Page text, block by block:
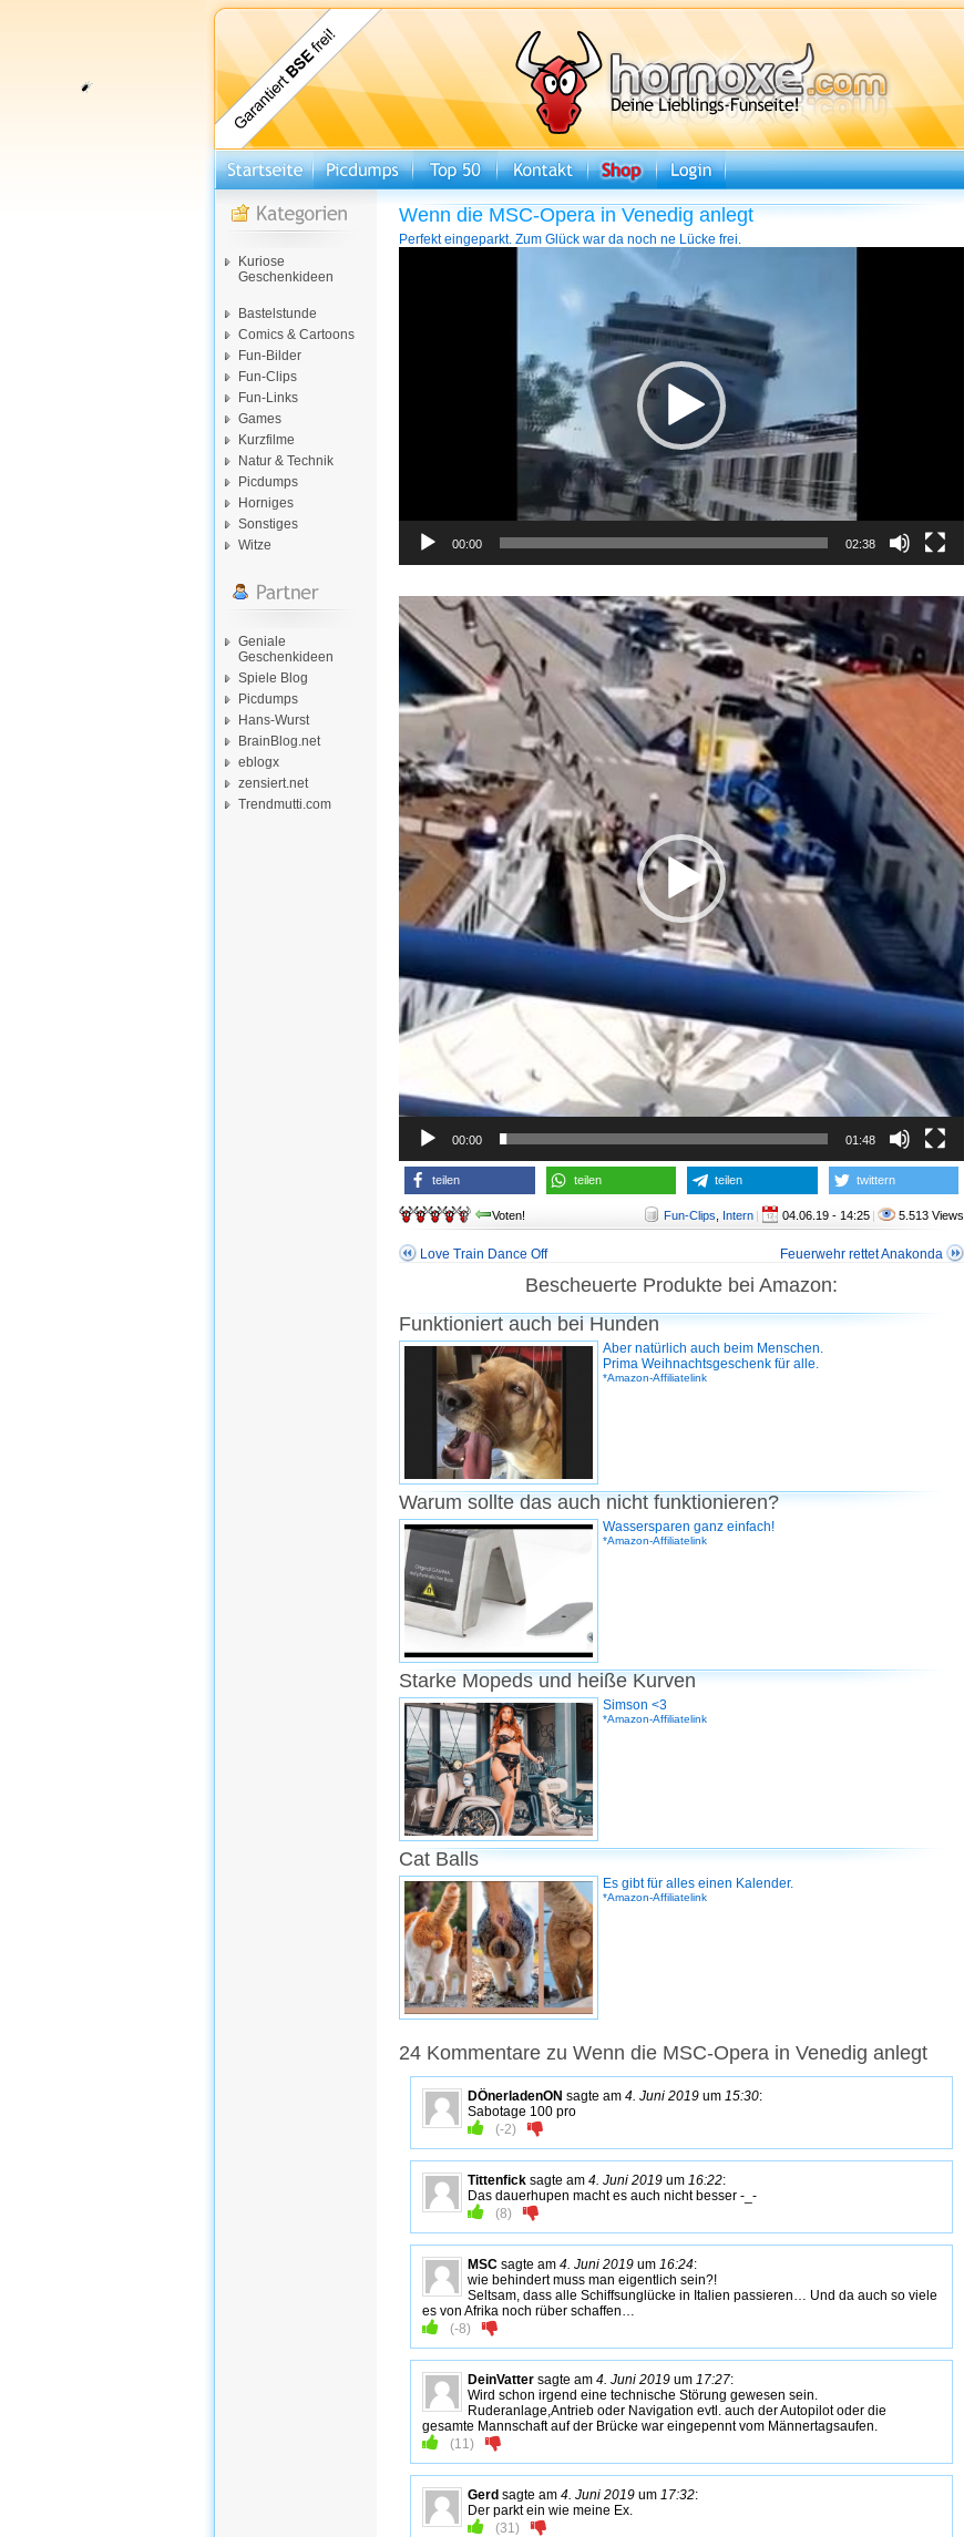
Kuriose
Geschenkideen
Bastelstunde
Comics & Cartoons
Fun-Bilder
Fun-Clips
Fun-Links
Games
Kurzfilme
Natur & Technik
Picdumps
Horniges
Sonstiges
Witze
Geniale
Geschenkideen
Spiele Blog
Picdumps
Hans-Wurst
BrainBlog.net
eblogx
zensiert.net
Trendmutti.com
Wenn die MSC-Opera in Venedig anlegt
Perfekt eingeparkt. Zum Glück war da noch ne Lücke frei.
00:00 02:38
Video-
Player
00:00 01:48
teilen teilen teilen twittern
Voten! Fun-Clips Intern | 04.06.19 - 14:25 | 5.513 Views
Love Train Dance Off Feuerwehr rettet Anakonda
Bescheuerte Produkte bei Amazon:
Funktioniert auch bei Hunden
Aber natürlich auch beim Menschen.
Prima Weihnachtsgeschenk für alle.
*Amazon-Affiliatelink
Warum sollte das auch nicht funktionieren?
Wassersparen ganz einfach!
*Amazon-Affiliatelink
Starke Mopeds und heiße Kurven
Simson <3
*Amazon-Affiliatelink
Cat Balls
Es gibt für alles einen Kalender.
*Amazon-Affiliatelink
24 Kommentare zu Wenn die MSC-Opera in Venedig anlegt
DÖnerladenON sagte am 4. Juni 2019 um 15:30:
Sabotage 100 pro
(-2)
Tittenfick sagte am 4. Juni 2019 um 16:22:
Das dauerhupen macht es auch nicht besser -_-
(8)
MSC sagte am 4. Juni 2019 um 16:24:
wie behindert muss man eigentlich sein?!
Seltsam, dass alle Schiffsunglücke in Italien passieren… Und da auch so viele
es von Afrika noch rüber schaffen…
(-8)
DeinVatter sagte am 4. Juni 2019 um 17:27:
Wird schon irgend eine technische Störung gewesen sein.
Ruderanlage,Antrieb oder Navigation evtl. auch der Autopilot oder die
gesamte Mannschaft auf der Brücke war eingepennt vom Männertagsaufen.
(11)
Gerd sagte am 4. Juni 2019 um 17:32:
Der parkt ein wie meine Ex.
(31)